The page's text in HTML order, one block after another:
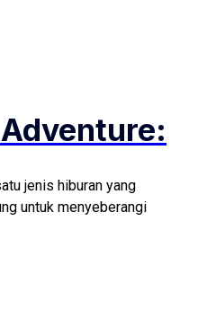
jenis hiburan yang
untuk menyeberangi